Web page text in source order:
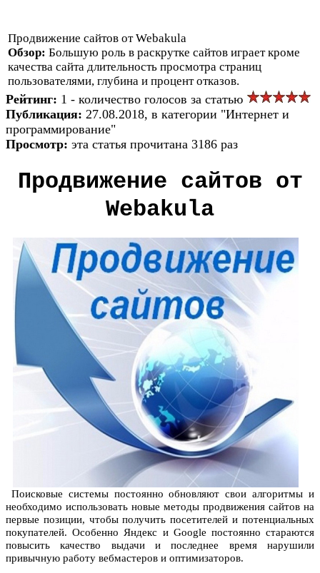
Продвижение сайтов от Webakula
Обзор: Большую роль в раскрутке сайтов играет кроме
качества сайта длительность просмотра страниц
пользователями, глубина и процент отказов.
Рейтинг: 1 - количество голосов за статью
Публикация: 27.08.2018, в категории "Интернет и
программирование"
Просмотр: эта статья прочитана 3186 раз
Продвижение сайтов от
Webakula
Поисковые системы постоянно обновляют свои алгоритмы и
необходимо использовать новые методы продвижения сайтов на
первые позиции, чтобы получить посетителей и потенциальных
покупателей. Особенно Яндекс и Google постоянно стараются
повысить качество выдачи и последнее время нарушили
привычную работу вебмастеров и оптимизаторов.